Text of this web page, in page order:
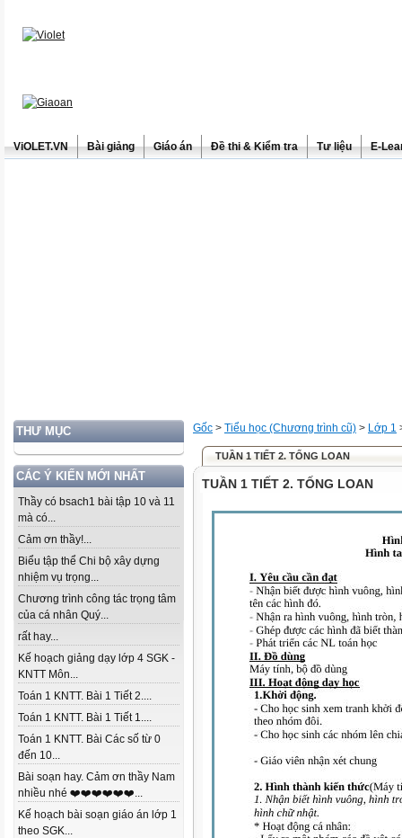
ViOLET.VN Bài giảng Giáo án Đề thi & Kiểm tra Tư liệu E-
THƯ MỤC
CÁC Ý KIẾN MỚI NHẤT
Thầy có bsach1 bài tập 10 và 11
mà có...
Cảm ơn thầy!...
Biểu tập thể Chi bộ xây dựng
nhiệm vụ trọng...
Chương trình công tác trọng tâm
của cá nhân Quý...
rất hay...
Kế hoạch giảng dạy lớp 4 SGK -
KNTT Môn...
Toán 1 KNTT. Bài 1 Tiết 2....
Toán 1 KNTT. Bài 1 Tiết 1....
Toán 1 KNTT. Bài Các số từ 0
đến 10...
Bài soạn hay. Cảm ơn thầy Nam
nhiều nhé ❤️❤️❤️❤️❤️❤️...
Kế hoạch bài soạn giáo án lớp 1
theo SGK...
Gốc > Tiểu học (Chương trình cũ) > Lớp 1
TUẦN 1 TIẾT 2. TỐNG LOAN
TUẦN 1 TIẾT 2. TỐNG LOAN